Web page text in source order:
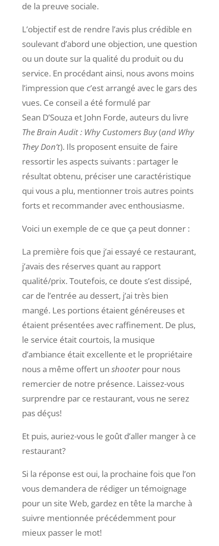
de la preuve sociale.
L’objectif est de rendre l’avis plus crédible en
soulevant d’abord une objection, une question
ou un doute sur la qualité du produit ou du
service. En procédant ainsi, nous avons moins
l’impression que c’est arrangé avec le gars des
vues. Ce conseil a été formulé par
Sean D’Souza et John Forde, auteurs du livre
The Brain Audit : Why Customers Buy(and Why
They Don’t). Ils proposent ensuite de faire
ressortir les aspects suivants : partager le
résultat obtenu, préciser une caractéristique
qui vous a plu, mentionner trois autres points
forts et recommander avec enthousiasme.
Voici un exemple de ce que ça peut donner :
La première fois que j’ai essayé ce restaurant,
j’avais des réserves quant au rapport
qualité/prix. Toutefois, ce doute s’est dissipé,
car de l’entrée au dessert, j’ai très bien
mangé. Les portions étaient généreuses et
étaient présentées avec raffinement. De plus,
le service était courtois, la musique
d’ambiance était excellente et le propriétaire
nous a même offert un shooterpour nous
remercier de notre présence. Laissez-vous
surprendre par ce restaurant, vous ne serez
pas déçus!
Et puis, auriez-vous le goût d’aller manger à ce
restaurant?
Si la réponse est oui, la prochaine fois que l’on
vous demandera de rédiger un témoignage
pour un site Web, gardez en tête la marche à
suivre mentionnée précédemment pour
mieux passer le mot!